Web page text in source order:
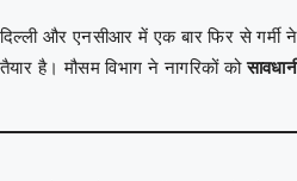
दिल्ली और एनसीआर में एक बार फिर से
तैयार है। मौसम विभाग ने नागरिकों को